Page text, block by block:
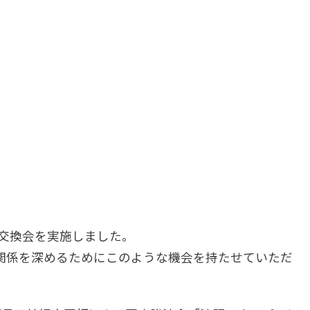
会を実施しました。
を深めるためにこのような機会を持たせていただ